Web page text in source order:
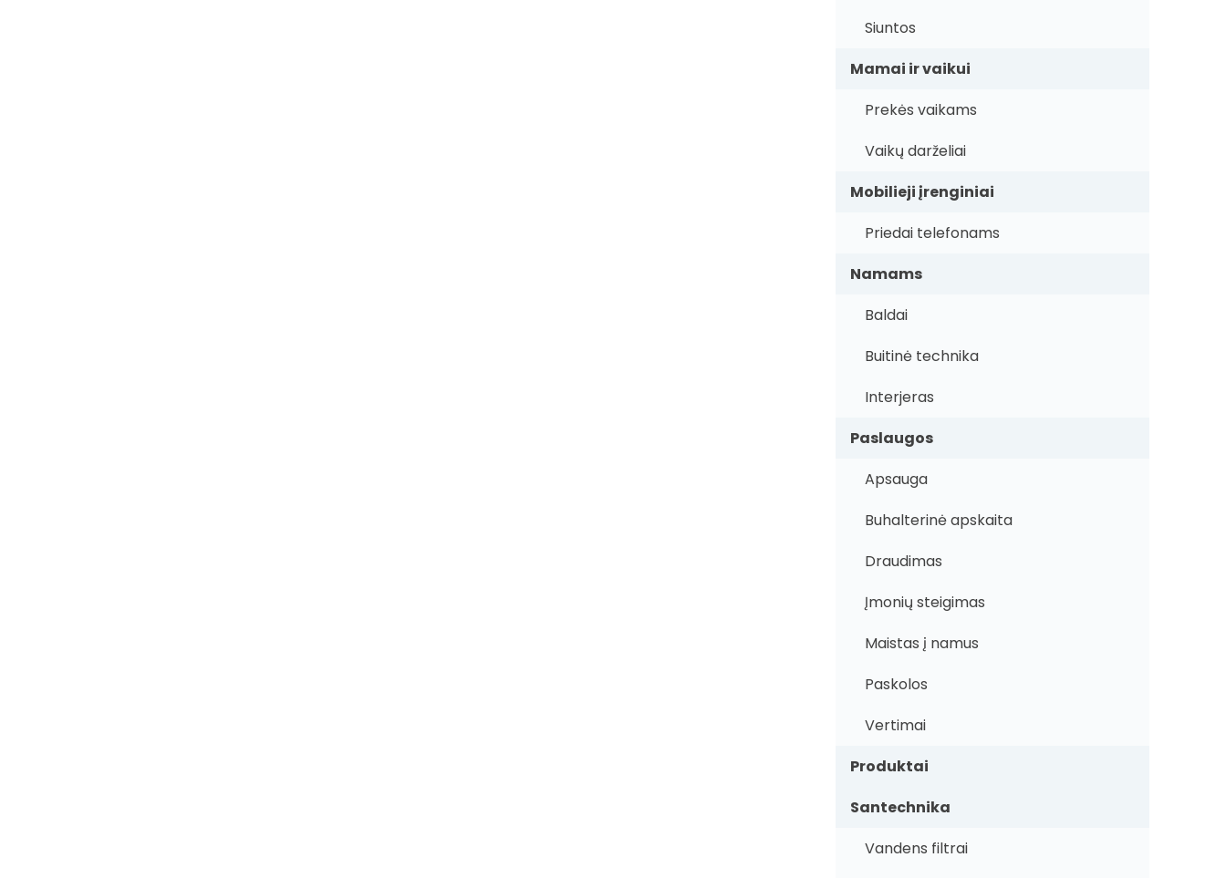
Siuntos
Mamai ir vaikui
Prekės vaikams
Vaikų darželiai
Mobilieji įrenginiai
Priedai telefonams
Namams
Baldai
Buitinė technika
Interjeras
Paslaugos
Apsauga
Buhalterinė apskaita
Draudimas
Įmonių steigimas
Maistas į namus
Paskolos
Vertimai
Produktai
Santechnika
Vandens filtrai